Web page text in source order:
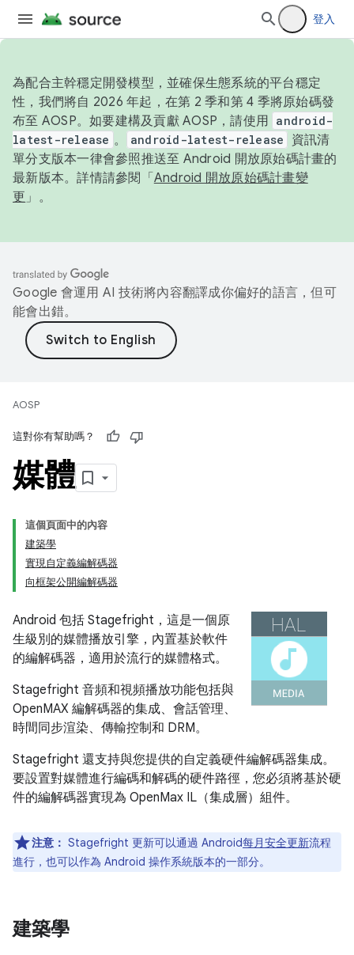
登入
為配合主幹穩定開發模型，並確保生態系統的平台穩定
性，我們將自 2026 年起，在第 2 季和第 4 季將原始碼發
布至 AOSP。如要建構及貢獻 AOSP，請使用 android-
latest-release 。 android-latest-release
資訊清
單分支版本一律會參照推送至 Android 開放原始碼計畫的
最新版本。詳情請參閱「 Android 開放原始碼計畫變
更 」。
Google 會運用 AI 技術將內容翻譯成你偏好的語言，但可
能會出錯。
AOSP
這對你有幫助嗎？
媒體
這個頁面中的內容
建築學
實現自定義編解碼器
向框架公開編解碼器
Android 包括 Stagefright，這是一個原
生級別的媒體播放引擎，內置基於軟件
的編解碼器，適用於流行的媒體格式。
Stagefright 音頻和視頻播放功能包括與
OpenMAX 編解碼器的集成、會話管理、
時間同步渲染、傳輸控制和 DRM。
Stagefright 還支持與您提供的自定義硬件編解碼器集成。
要設置對媒體進行編碼和解碼的硬件路徑，您必須將基於硬
件的編解碼器實現為 OpenMax IL（集成層）組件。
注意： Stagefright 更新可以通過 Android每月安全更新流程
進行，也可以作為 Android 操作系統版本的一部分。
建築學